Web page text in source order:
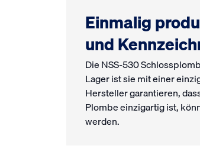
Einmalig
und
Die NSS-530
Lager ist sie mit einer
Hersteller garantieren,
Plombe einzigartig ist,
werden.